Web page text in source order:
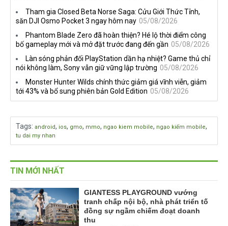
lược DEI
sáu thị trường Đông Nam Á
Tham gia Closed Beta Norse Saga: Cửu Giới Thức Tỉnh,
săn DJI Osmo Pocket 3 ngay hôm nay 05/08/2026
Phantom Blade Zero đã hoàn thiện? Hé lộ thời điểm công
bố gameplay mới và mở đặt trước đang đến gần 05/08/2026
Làn sóng phản đối PlayStation dần hạ nhiệt? Game thủ chỉ
nói không làm, Sony vẫn giữ vững lập trường 05/08/2026
Monster Hunter Wilds chính thức giảm giá vĩnh viễn, giảm
tới 43% và bổ sung phiên bản Gold Edition 05/08/2026
Tags: android, ios, gmo, mmo, ngao kiem mobile, ngạo kiếm mobile,
tu dai my nhan
TIN MỚI NHẤT
GIANTESS PLAYGROUND vướng
tranh chấp nội bộ, nhà phát triển tố
đồng sự ngầm chiếm đoạt doanh
thu